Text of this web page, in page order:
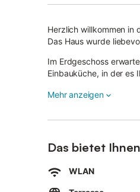
Herzlich willkommen in
Das Haus wurde
Im Erdgeschoss
Einbauküche, in der es
Ihr Essen können Sie in
Nutzung.
Ebenfalls befindet sich
Mehr anzeigen
Das bietet
WLAN